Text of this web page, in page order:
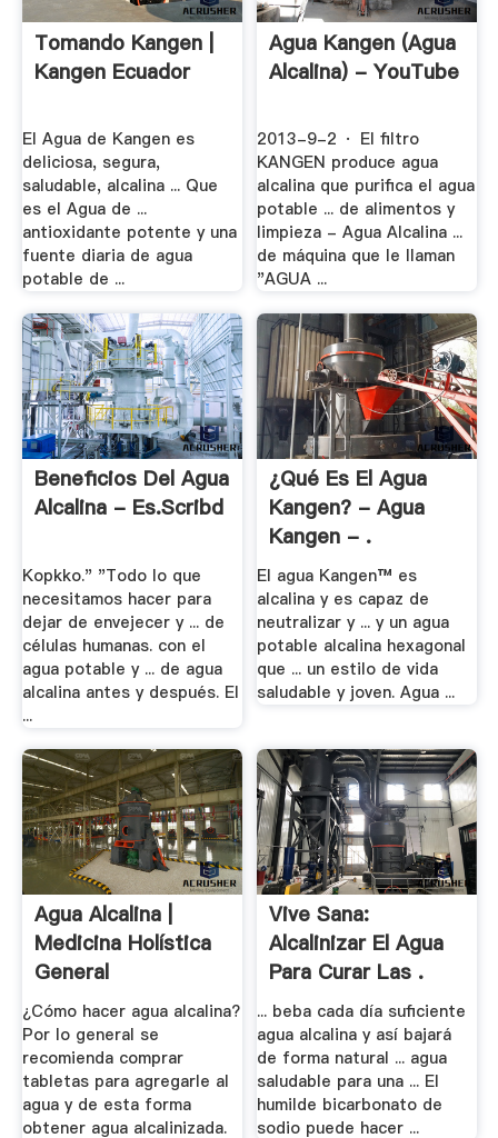
Tomando Kangen |
Kangen Ecuador
El Agua de Kangen es
deliciosa, segura,
saludable, alcalina ... Que
es el Agua de ...
antioxidante potente y una
fuente diaria de agua
potable de ...
Agua Kangen (agua
Alcalina) - YouTube
2013-9-2 · El filtro
KANGEN produce agua
alcalina que purifica el agua
potable ... de alimentos y
limpieza - Agua Alcalina ...
de máquina que le llaman
"AGUA ...
Beneficios Del Agua
Alcalina - Es.scribd
Kopkko." "Todo lo que
necesitamos hacer para
dejar de envejecer y ... de
células humanas. con el
agua potable y ... de agua
alcalina antes y después. El
...
¿Qué Es El Agua
Kangen? - Agua
Kangen - .
El agua Kangen™ es
alcalina y es capaz de
neutralizar y ... y un agua
potable alcalina hexagonal
que ... un estilo de vida
saludable y joven. Agua ...
Agua Alcalina |
Medicina Holística
General
¿Cómo hacer agua alcalina?
Por lo general se
recomienda comprar
tabletas para agregarle al
agua y de esta forma
obtener agua alcalinizada.
Vive Sana:
Alcalinizar El Agua
Para Curar Las .
... beba cada día suficiente
agua alcalina y así bajará
de forma natural ... agua
saludable para una ... El
humilde bicarbonato de
sodio puede hacer ...